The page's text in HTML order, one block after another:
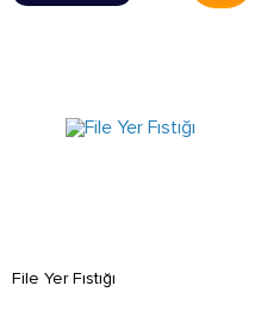
File Yer Fıstığı